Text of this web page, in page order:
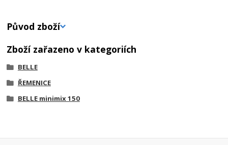
Původ zboží
Zboží zařazeno v kategoriích
BELLE
ŘEMENICE
BELLE minimix 150